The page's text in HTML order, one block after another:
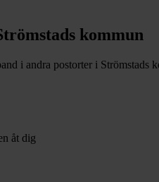
kommun
i andra postorter i Strömstads
åt dig